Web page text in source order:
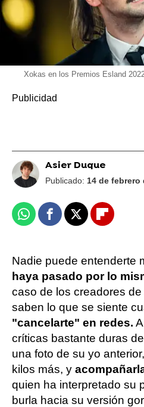
Xokas en los Premios Esland
Asier Duque
Publicado: 14 de febrero
WhatsappFacebook
X Flipboard
Nadie puede entenderte
haya pasado por lo
caso de los creadores
saben lo que se siente
"cancelarte" en redes.
críticas bastante duras
una foto de su yo
kilos más, y
quien ha interpretado su
burla hacia su versión